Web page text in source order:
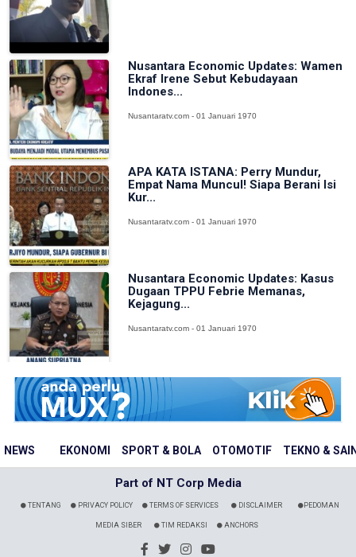
NEWS EKONOMI SPORT & BOLA OTOMOTIF TEKNO &
Nusantara Economic Updates: Wamen
Ekraf Irene Sebut Kebudayaan
Indones...
Nusantaratv.com - 01 Januari 1970
APA KATA ISTANA: Perry Mundur,
Empat Nama Muncul! Siapa Berani Isi
Kur...
Nusantaratv.com - 01 Januari 1970
Nusantara Economic Updates: Kasus
Dugaan TPPU Febrie Memanas,
Kejagung...
Nusantaratv.com - 01 Januari 1970
Part of NT Corp Media
TENTANG PRIVACY POLICY TERMS OF SERVICES DISCLAIMER PEDOMAN
MEDIA SIBER TIM REDAKSI ANCHORS